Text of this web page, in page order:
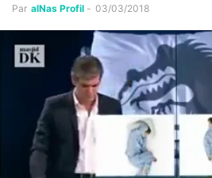
Par alNas Profil - 03/03/2018